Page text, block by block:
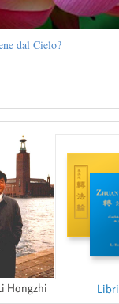
dal Cielo?
Hongzhi Libri